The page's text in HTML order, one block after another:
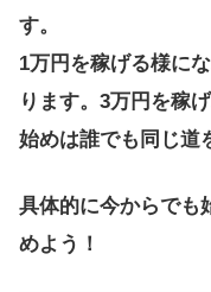
す。
1万円を稼げる様に
ります。3万円を稼
始めは誰でも同じ道
具体的に今からでも
めよう！